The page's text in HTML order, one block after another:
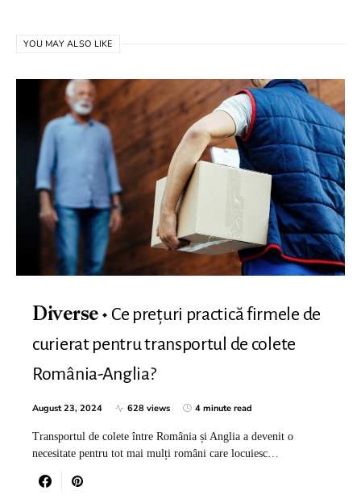
YOU MAY ALSO LIKE
Diverse
Ce prețuri practică firmele de
curierat pentru transportul de colete
România-Anglia?
August 23, 2024 628 views 4 minute read
Transportul de colete între România și Anglia a devenit o
necesitate pentru tot mai mulți români care locuiesc…